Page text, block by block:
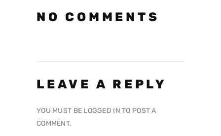
NO COMMENTS
LEAVE A REPLY
YOU MUST BE LOGGED IN TO POST A
COMMENT.